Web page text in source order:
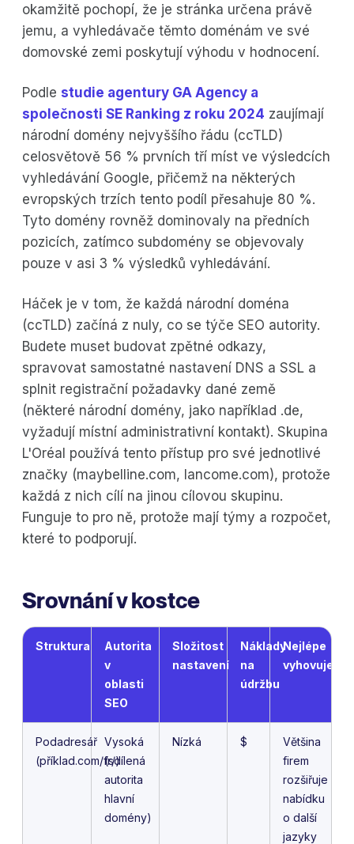
okamžitě pochopí, že je stránka určena právě
jemu, a vyhledávače těmto doménám ve své
domovské zemi poskytují výhodu v hodnocení.
Podle studie agentury GA Agency a
společnosti SE Ranking z roku 2024 zaujímají
národní domény nejvyššího řádu (ccTLD)
celosvětově 56 % prvních tří míst ve výsledcích
vyhledávání Google, přičemž na některých
evropských trzích tento podíl přesahuje 80 %.
Tyto domény rovněž dominovaly na předních
pozicích, zatímco subdomény se objevovaly
pouze v asi 3 % výsledků vyhledávání.
Háček je v tom, že každá národní doména
(ccTLD) začíná z nuly, co se týče SEO autority.
Budete muset budovat zpětné odkazy,
spravovat samostatné nastavení DNS a SSL a
splnit registrační požadavky dané země
(některé národní domény, jako například .de,
vyžadují místní administrativní kontakt). Skupina
L'Oréal používá tento přístup pro své jednotlivé
značky (maybelline.com, lancome.com), protože
každá z nich cílí na jinou cílovou skupinu.
Funguje to pro ně, protože mají týmy a rozpočet,
které to podporují.
Srovnání v kostce
Struktura
Autorita
v
oblasti
SEO
Složitost
nastavení
Náklady
na
údržbu
Nejlépe
vyhovuje
Podadresář
(příklad.com/fr/)
Vysoká
(sdílená
autorita
hlavní
domény)
Nízká $
Většina
firem
rozšiřuje
nabídku
o další
jazyky